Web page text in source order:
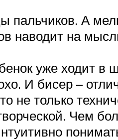
А
наводит на
уже ходит в
И бисер –
не только
Чем